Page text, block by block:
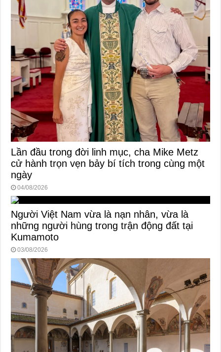
Lần đầu trong đời linh mục, cha Mike Metz
cử hành trọn vẹn bảy bí tích trong cùng một
ngày
04/08/2026
Người Việt Nam vừa là nạn nhân, vừa là
những người hùng trong trận động đất tại
Kumamoto
03/08/2026